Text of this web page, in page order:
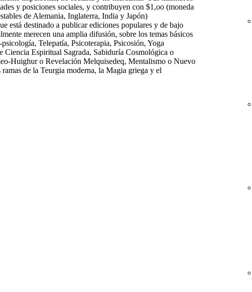
y posiciones sociales, y contribuyen con $1,oo (moneda
de Alemania, Inglaterra, India y Japón)
está destinado a publicar ediciones populares y de bajo
merecen una amplia difusión, sobre los temas básicos
Telepatía, Psicoterapia, Psicosión, Yoga
Ciencia Espiritual Sagrada, Sabiduría Cosmológica o
Huighur o Revelación Melquisedeq, Mentalismo o Nuevo
de la Teurgia moderna, la Magia griega y el